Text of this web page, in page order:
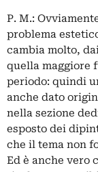
P. M.:
problema
cambia molto,
quella maggiore
periodo: quindi
anche dato
nella sezione
esposto dei
che il tema non
Ed è anche vero